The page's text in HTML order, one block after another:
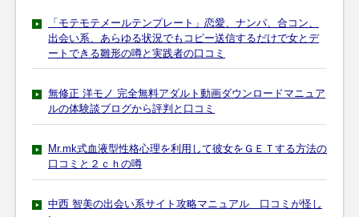
「モテモテメールテンプレート」恋愛、ナンパ、合コン、
出会い系、あらゆる状況でもコピー送信するだけで女とデ
ートできる雛形の噂と実践者の口コミ
無修正 洋モノ 完全無料アダルト動画ダウンロードマニュア
ルの体験談ブログから評判と口コミ
Mr.mk式血液型性格心理を利用して彼女をＧＥＴする方法の
口コミと２ｃｈの噂
中西 智美の出会い系サイト攻略マニュアル 口コミが怪し